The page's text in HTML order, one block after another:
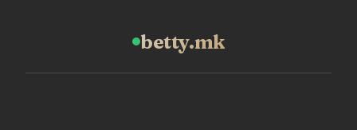
betty.mk